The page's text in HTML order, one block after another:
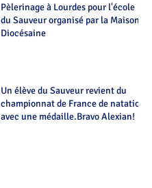
Pèlerinage à Lourdes pour l'école
du Sauveur organisé par la Maison
Diocésaine
Un élève du Sauveur revient du
championnat de France de natation
avec une médaille.Bravo Alexian!